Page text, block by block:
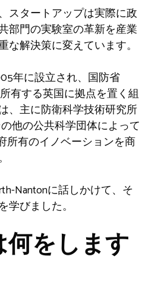
スタートアップは実際に政
部門の実験室の革新を産業
な解決策に変えています。
年に設立され、国防省
有する英国に拠点を置く組
、主に防衛科学技術研究所
の他の公共科学団体によって
所有のイノベーションを商
Nantonに話しかけて、そ
学びました。
をします